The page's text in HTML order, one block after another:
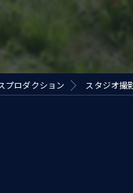
プロダクション スタジオ撮